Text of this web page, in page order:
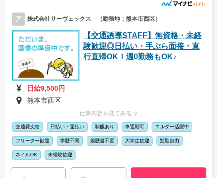
ア 株式会社サーヴェックス （勤務地：熊本市西区）
【交通誘導STAFF】無資格・未経
験歓迎◎日払い・手ぶら面接・直
行直帰OK！週0勤務もOK♪
日給9,500円
熊本市西区
仕事内容を見てみる ∨
交通費支給 日払い・週払い 制服あり 車通勤可 エルダー活躍中
フリーター歓迎 学歴不問 履歴書不要 大学生歓迎 髪型自由
ネイルOK 未経験歓迎